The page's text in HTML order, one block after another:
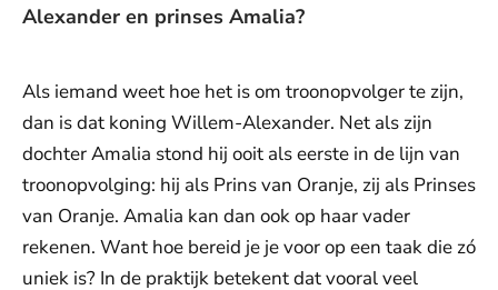
Alexander en prinses Amalia?
Als iemand weet hoe het is om troonopvolger te zijn,
dan is dat koning Willem-Alexander. Net als zijn
dochter Amalia stond hij ooit als eerste in de lijn van
troonopvolging: hij als Prins van Oranje, zij als Prinses
van Oranje. Amalia kan dan ook op haar vader
rekenen. Want hoe bereid je je voor op een taak die zó
uniek is? In de praktijk betekent dat vooral veel